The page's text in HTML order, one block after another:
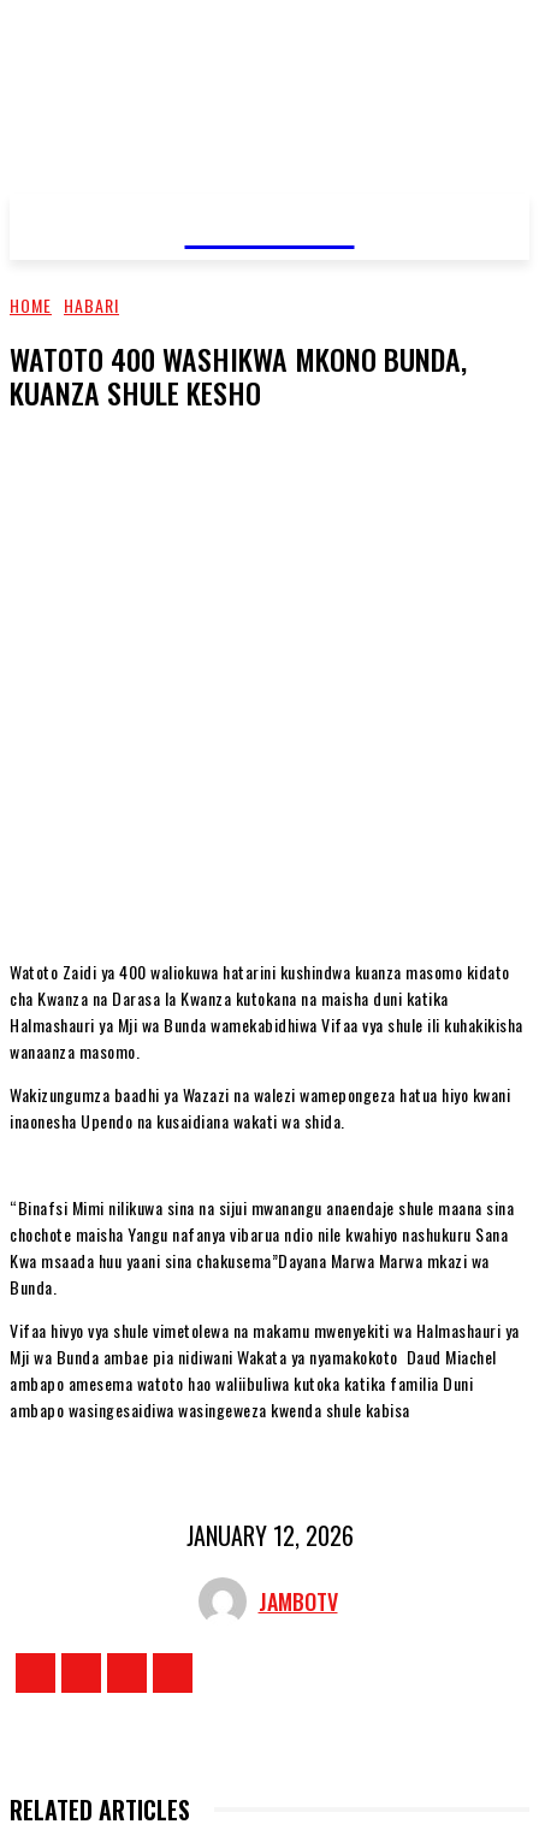
HOME HABARI
WATOTO 400 WASHIKWA MKONO BUNDA,
KUANZA SHULE KESHO
Watoto Zaidi ya 400 waliokuwa hatarini kushindwa kuanza masomo kidato
cha Kwanza na Darasa la Kwanza kutokana na maisha duni katika
Halmashauri ya Mji wa Bunda wamekabidhiwa Vifaa vya shule ili kuhakikisha
wanaanza masomo.
Wakizungumza baadhi ya Wazazi na walezi wamepongeza hatua hiyo kwani
inaonesha Upendo na kusaidiana wakati wa shida.
“Binafsi Mimi nilikuwa sina na sijui mwanangu anaendaje shule maana sina
chochote maisha Yangu nafanya vibarua ndio nile kwahiyo nashukuru Sana
Kwa msaada huu yaani sina chakusema”Dayana Marwa Marwa mkazi wa
Bunda.
Vifaa hivyo vya shule vimetolewa na makamu mwenyekiti wa Halmashauri ya
Mji wa Bunda ambae pia nidiwani Wakata ya nyamakokoto Daud Miachel
ambapo amesema watoto hao waliibuliwa kutoka katika familia Duni
ambapo wasingesaidiwa wasingeweza kwenda shule kabisa
JANUARY 12, 2026
JAMBOTV
RELATED ARTICLES